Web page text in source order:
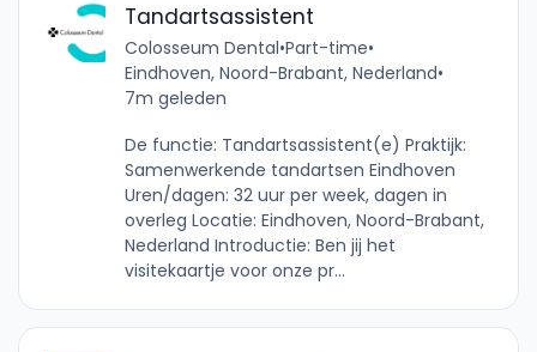
Tandartsassistent
Colosseum Dental•Part-time•
Eindhoven, Noord-Brabant, Nederland•
7m geleden
De functie: Tandartsassistent(e) Praktijk:
Samenwerkende tandartsen Eindhoven
Uren/dagen: 32 uur per week, dagen in
overleg Locatie: Eindhoven, Noord-Brabant,
Nederland Introductie: Ben jij het
visitekaartje voor onze pr...